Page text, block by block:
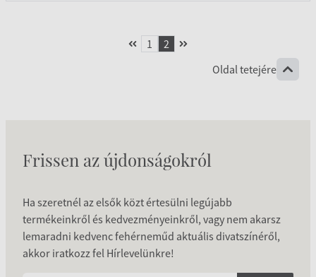
1
2
Oldal tetejére
Frissen az újdonságokról
Ha szeretnél az elsők közt értesülni legújabb
termékeinkről és kedvezményeinkről, vagy nem akarsz
lemaradni kedvenc fehérneműd aktuális divatszínéről,
akkor iratkozz fel Hírlevelünkre!